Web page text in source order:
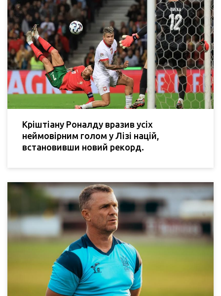
Кріштіану Роналду вразив усіх
неймовірним голом у Лізі націй,
встановивши новий рекорд.